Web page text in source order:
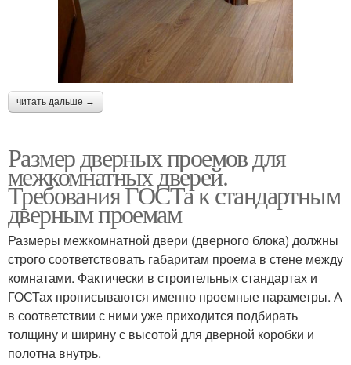
читать дальше →
Размер дверных проемов для
межкомнатных дверей.
Требования ГОСТа к стандартным
дверным проемам
Размеры межкомнатной двери (дверного блока) должны
строго соответствовать габаритам проема в стене между
комнатами. Фактически в строительных стандартах и
ГОСТах прописываются именно проемные параметры. А
в соответствии с ними уже приходится подбирать
толщину и ширину с высотой для дверной коробки и
полотна внутрь.